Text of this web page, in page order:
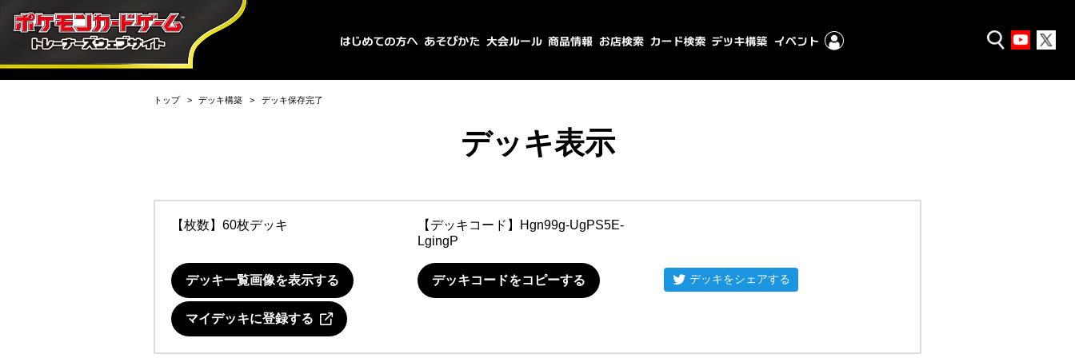
トップ デッキ構築 デッキ保存完了
デッキ表示
【枚数】60枚デッキ 【デッキコード】
Hgn99g-UgPS5E-
LgingP
デッキ一覧画像を表示する デッキコードをコピーする デッキをシェアする
マイデッキに登録する